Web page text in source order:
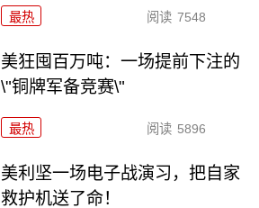
最热 阅读 7548
美狂囤百万吨：一场提前下注的
\"铜牌军备竞赛\"
最热 阅读 5896
美利坚一场电子战演习，把自家
救护机送了命！